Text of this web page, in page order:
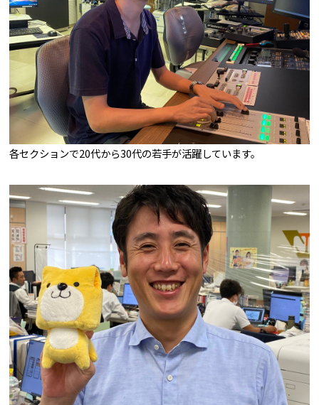
各セクションで20代から30代の若手が活躍しています。